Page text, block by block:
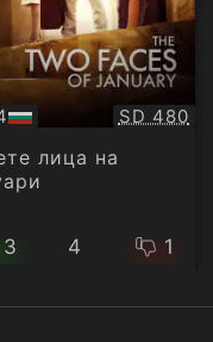
SD 480
лица на
3 4 1